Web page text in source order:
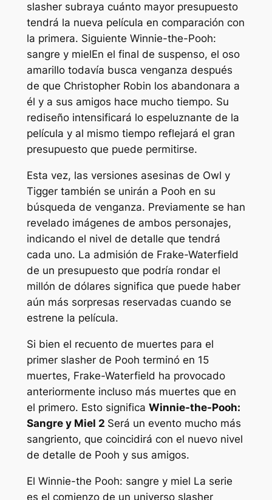
slasher subraya cuánto mayor presupuesto
tendrá la nueva película en comparación con
la primera. Siguiente Winnie-the-Pooh:
sangre y mielEn el final de suspenso, el oso
amarillo todavía busca venganza después
de que Christopher Robin los abandonara a
él y a sus amigos hace mucho tiempo. Su
rediseño intensificará lo espeluznante de la
película y al mismo tiempo reflejará el gran
presupuesto que puede permitirse.
Esta vez, las versiones asesinas de Owl y
Tigger también se unirán a Pooh en su
búsqueda de venganza. Previamente se han
revelado imágenes de ambos personajes,
indicando el nivel de detalle que tendrá
cada uno. La admisión de Frake-Waterfield
de un presupuesto que podría rondar el
millón de dólares significa que puede haber
aún más sorpresas reservadas cuando se
estrene la película.
Si bien el recuento de muertes para el
primer slasher de Pooh terminó en 15
muertes, Frake-Waterfield ha provocado
anteriormente incluso más muertes que en
el primero. Esto significa Winnie-the-Pooh:
Sangre y Miel 2 Será un evento mucho más
sangriento, que coincidirá con el nuevo nivel
de detalle de Pooh y sus amigos.
El Winnie-the Pooh: sangre y miel La serie
es el comienzo de un universo slasher